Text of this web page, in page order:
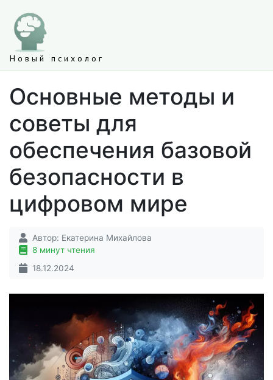
Новый психолог
Основные методы и
советы для
обеспечения базовой
безопасности в
цифровом мире
Автор: Екатерина Михайлова
8 минут чтения
18.12.2024